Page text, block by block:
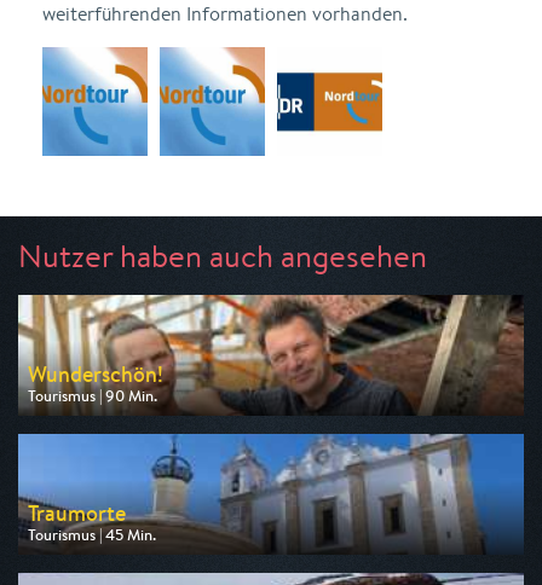
weiterführenden Informationen vorhanden.
Nutzer haben auch angesehen
Wunderschön!
Tourismus | 90 Min.
Ausgestrahlt von WDR
am 06.08.2026, 20:15
Traumorte
Tourismus | 45 Min.
Ausgestrahlt von 3sat
am 07.08.2026, 06:45